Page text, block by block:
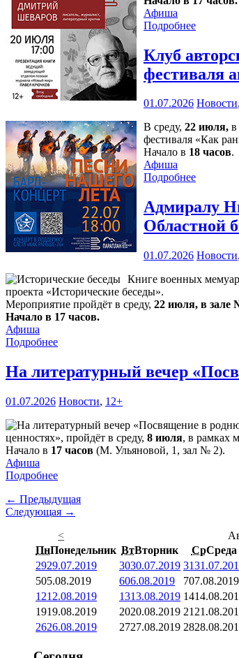
Афиша
Подробнее
Клуб
фестиваля
01.07.2026 Новости,
В среду, 22 июля, в
фестиваля «Как
Начало в 18 часов.
Афиша
Подробнее
Адмиралу
Областной
01.07.2026 Новости,
Книге военных
проекта «Исторические беседы».
Мероприятие пройдёт в среду, 22 июля, в зале
Начало в 17 часов.
Афиша
Подробнее
На литературный вечер
01.07.2026 Новости, 12+
ценностях», пройдёт в среду, 8 июля, в рамках
Начало в 17 часов (М. Ульяновой, 1, зал № 2).
Афиша
Подробнее
← Предыдущая
Следующая →
<
ПнПонедельник ВтВторник СрСреда
2929.07.2019 3030.07.2019 31
505.08.2019 606.08.2019 707.08.2019
1212.08.2019 1313.08.2019 14
1919.08.2019 2020.08.2019 21
2626.08.2019 2727.08.2019 28